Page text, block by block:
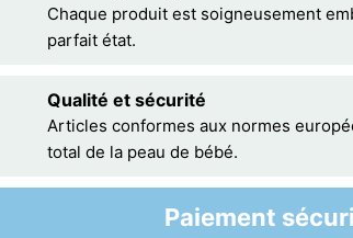
Chaque produit est soigneusement
parfait état.
Qualité et sécurité
Articles conformes aux normes
total de la peau de bébé.
Paiement